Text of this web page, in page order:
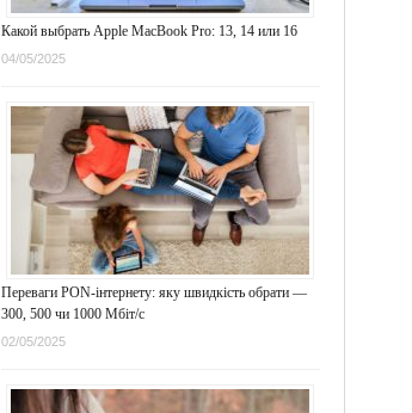
Какой выбрать Apple MacBook Pro: 13, 14 или 16
04/05/2025
Переваги PON-інтернету: яку швидкість обрати —
300, 500 чи 1000 Мбіт/с
02/05/2025